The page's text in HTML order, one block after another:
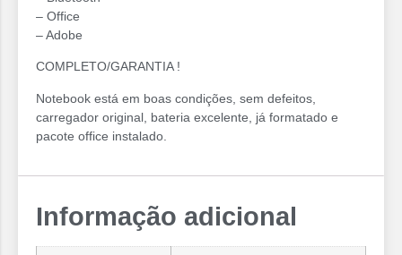
– Office
– Adobe
COMPLETO/GARANTIA !
Notebook está em boas condições, sem defeitos,
carregador original, bateria excelente, já formatado e
pacote office instalado.
Informação adicional